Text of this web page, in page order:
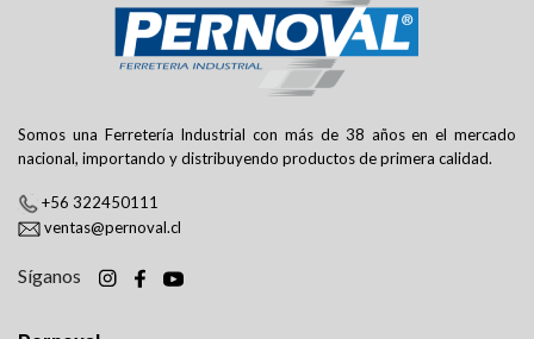
Somos una Ferretería Industrial con más de 38 años en el mercado
nacional, importando y distribuyendo productos de primera calidad.
+56 322450111
ventas@pernoval.cl
Síganos